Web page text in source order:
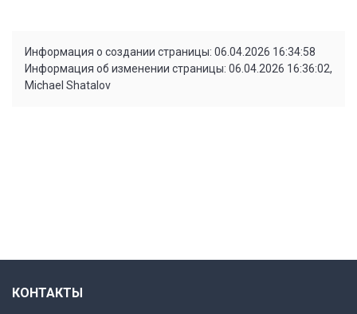
Информация о создании страницы: 06.04.2026 16:34:58
Информация об изменении страницы: 06.04.2026 16:36:02,
Michael Shatalov
КОНТАКТЫ